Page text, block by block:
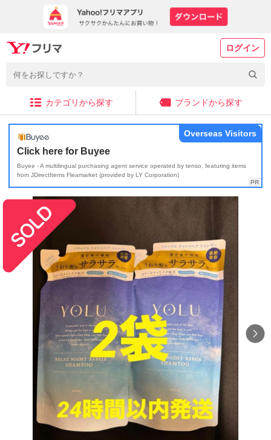
ログイン
カテゴリから探す ブランドから探す
Click here for Buyee
Buyee - A multilingual purchasing agent service operated by tenso, featuring items
from JDirectItems Fleamarket (provided by LY Corporation)
Overseas Visitors